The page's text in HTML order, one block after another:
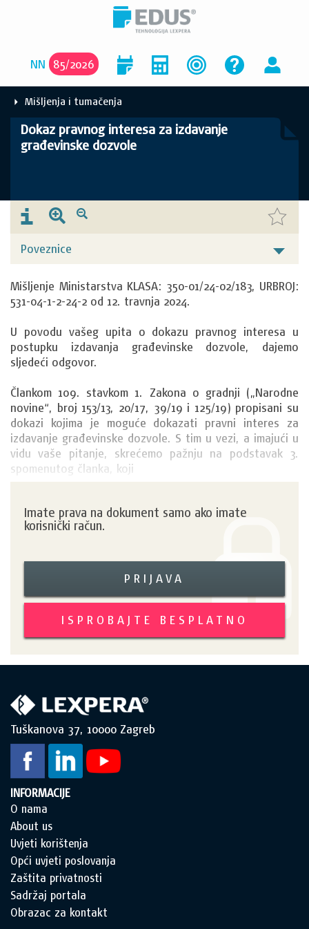
NN 85/2026
Mišljenja i tumačenja
Dokaz pravnog interesa za izdavanje
građevinske dozvole
Poveznice
Mišljenje Ministarstva KLASA: 350-01/24-02/183, URBROJ:
531-04-1-2-24-2 od 12. travnja 2024.
U povodu vašeg upita o dokazu pravnog interesa u
postupku izdavanja građevinske dozvole, dajemo
sljedeći odgovor.
Člankom 109. stavkom 1. Zakona o gradnji („Narodne
novine“, broj 153/13, 20/17, 39/19 i 125/19) propisani su
dokazi kojima je moguće dokazati pravni interes za
izdavanje građevinske dozvole. S tim u vezi, a imajući u
vidu vaše pitanje, skrećemo pažnju na podstavak 3.
spomenutog članka, koji
Imate prava na dokument samo ako imate
korisnički račun.
PRIJAVA
ISPROBAJTE BESPLATNO
Tuškanova 37, 10000 Zagreb
INFORMACIJE
O nama
About us
Uvjeti korištenja
Opći uvjeti poslovanja
Zaštita privatnosti
Sadržaj portala
Obrazac za kontakt